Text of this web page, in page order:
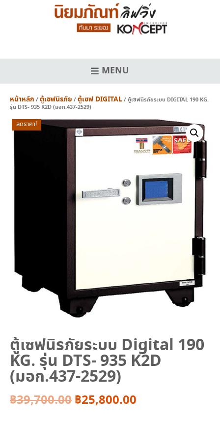
MENU
หน้าหลัก /ตู้เซฟนิรภัย /ตู้เซฟ DIGITAL/ ตู้เซฟนิรภัยระบบ DIGITAL 190 KG.
รุ่น DTS- 935 K2D (มอก.437-2529)
ลดราคา!
ตู้เซฟนิรภัยระบบ Digital 190
KG. รุ่น DTS- 935 K2D
(มอก.437-2529)
฿39,700.00Original
฿25,800.00